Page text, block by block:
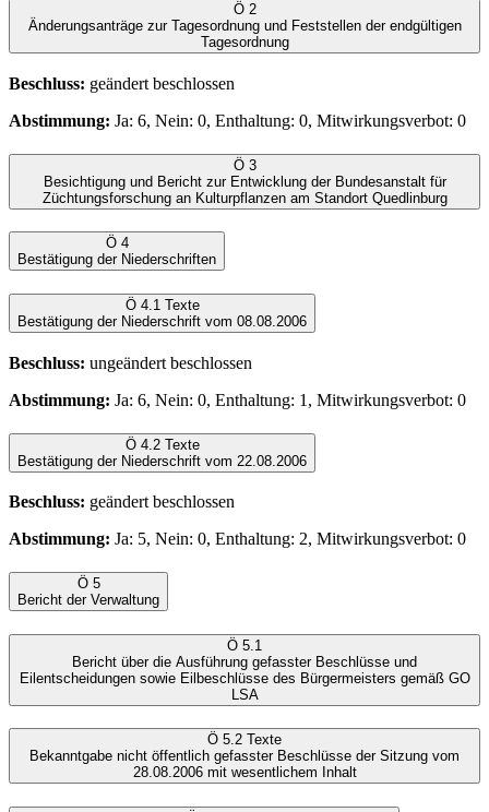
Ö 2
Änderungsanträge zur Tagesordnung und Feststellen der endgültigen
Tagesordnung
Beschluss: geändert beschlossen
Abstimmung: Ja: 6, Nein: 0, Enthaltung: 0, Mitwirkungsverbot: 0
Ö 3
Besichtigung und Bericht zur Entwicklung der Bundesanstalt für
Züchtungsforschung an Kulturpflanzen am Standort Quedlinburg
Ö 4
Bestätigung der Niederschriften
Ö 4.1 Texte
Bestätigung der Niederschrift vom 08.08.2006
Beschluss: ungeändert beschlossen
Abstimmung: Ja: 6, Nein: 0, Enthaltung: 1, Mitwirkungsverbot: 0
Ö 4.2 Texte
Bestätigung der Niederschrift vom 22.08.2006
Beschluss: geändert beschlossen
Abstimmung: Ja: 5, Nein: 0, Enthaltung: 2, Mitwirkungsverbot: 0
Ö 5
Bericht der Verwaltung
Ö 5.1
Bericht über die Ausführung gefasster Beschlüsse und
Eilentscheidungen sowie Eilbeschlüsse des Bürgermeisters gemäß GO
LSA
Ö 5.2 Texte
Bekanntgabe nicht öffentlich gefasster Beschlüsse der Sitzung vom
28.08.2006 mit wesentlichem Inhalt